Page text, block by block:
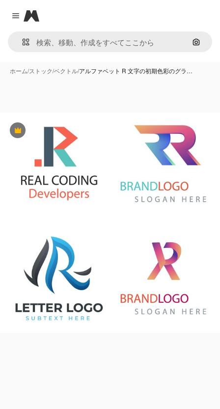
Close menu
Magnific
画像で
ホーム/ストック/ベクトル/アルファベット R 文字の初期色彩のグラ…
Premium